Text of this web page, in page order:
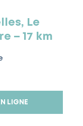
Le
– 17 km
LIGNE